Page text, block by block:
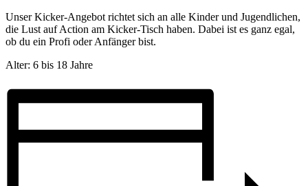
Unser Kicker-Angebot richtet sich an alle Kinder und Jugendlichen,
die Lust auf Action am Kicker-Tisch haben. Dabei ist es ganz egal,
ob du ein Profi oder Anfänger bist.
Alter: 6 bis 18 Jahre